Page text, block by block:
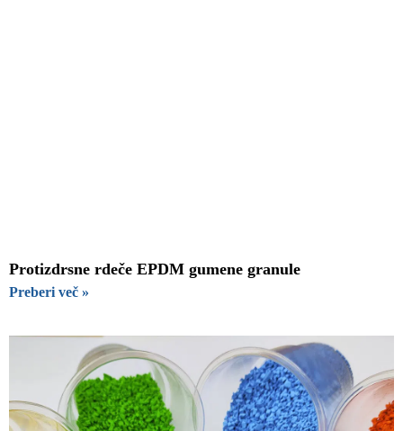
Protizdrsne rdeče EPDM gumene granule
Preberi več »